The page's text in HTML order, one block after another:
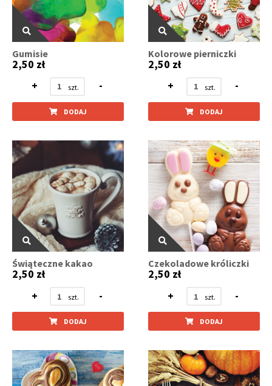
Gumisie
2,50 zł
+
-
DODAJ
Kolorowe pierniczki
2,50 zł
+
-
DODAJ
Świąteczne kakao
2,50 zł
+
-
DODAJ
Czekoladowe króliczki
2,50 zł
+
-
DODAJ